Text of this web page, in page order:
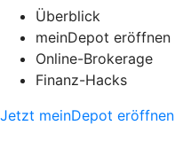
Überblick
meinDepot eröffnen
Online-Brokerage
Finanz-Hacks
Jetzt meinDepot eröffnen